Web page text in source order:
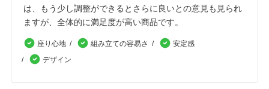
は、もう少し調整ができるとさらに良いとの意見も見られ
ますが、全体的に満足度が高い商品です。
座り心地 組み立ての容易さ
安定感
デザイン